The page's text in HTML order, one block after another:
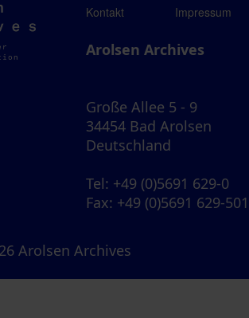
Kontakt Impressum
Arolsen Archives
Große Allee 5 - 9
34454 Bad Arolsen
Deutschland
Tel: +49 (0)5691 629-0
Fax: +49 (0)5691 629-501
Arolsen Archives